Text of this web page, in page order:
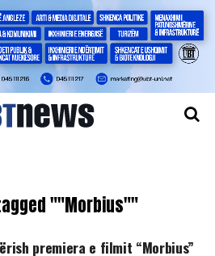
""Morbius""
premiera e filmit “Morbius”